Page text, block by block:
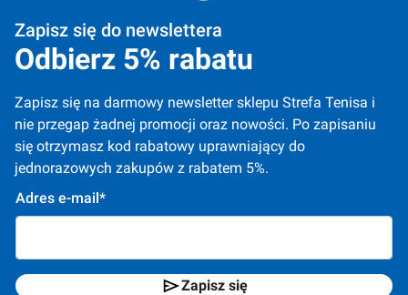
Zapisz się do newslettera
Odbierz 5% rabatu
Zapisz się na darmowy newsletter sklepu Strefa Tenisa i
nie przegap żadnej promocji oraz nowości. Po zapisaniu
się otrzymasz kod rabatowy uprawniający do
jednorazowych zakupów z rabatem 5%.
Adres e-mail*
Zapisz się